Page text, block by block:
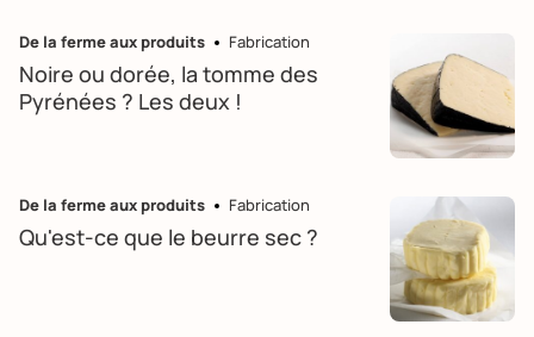
De la ferme aux produits Fabrication
Noire ou dorée, la tomme des
Pyrénées ? Les deux !
De la ferme aux produits Fabrication
Qu'est-ce que le beurre sec ?